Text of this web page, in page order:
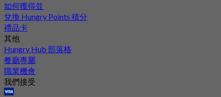
如何獲得並
兌換 Hungry Points 積分
禮品卡
其他
Hungry Hub 部落格
餐廳專屬
職業機會
我們接受